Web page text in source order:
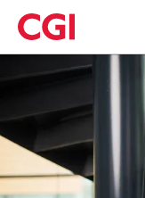
Skip
to
main
content